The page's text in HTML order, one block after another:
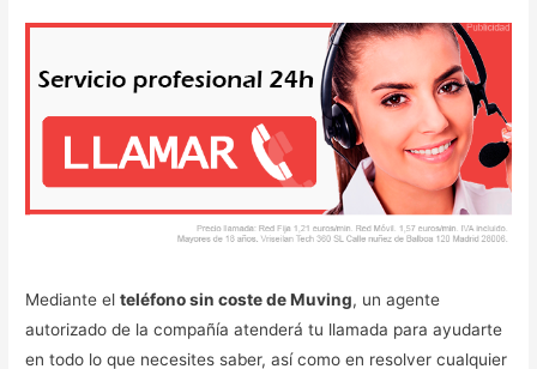
Mediante elteléfono sin coste de Muving, un agente
autorizado de la compañía atenderá tu llamada para ayudarte
en todo lo que necesites saber, así como en resolver cualquier